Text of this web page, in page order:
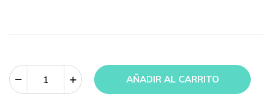
AÑADIR AL CARRITO